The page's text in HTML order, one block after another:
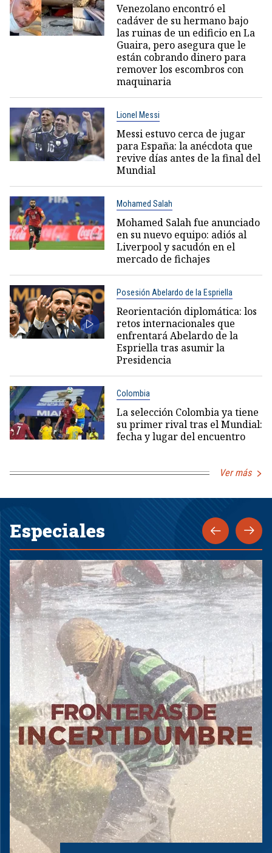
Venezolano encontró el
cadáver de su hermano bajo
las ruinas de un edificio en La
Guaira, pero asegura que le
están cobrando dinero para
remover los escombros con
maquinaria
Lionel Messi
Messi estuvo cerca de jugar
para España: la anécdota que
revive días antes de la final del
Mundial
Mohamed Salah
Mohamed Salah fue anunciado
en su nuevo equipo: adiós al
Liverpool y sacudón en el
mercado de fichajes
Posesión Abelardo de la Espriella
Reorientación diplomática: los
retos internacionales que
enfrentará Abelardo de la
Espriella tras asumir la
Presidencia
Colombia
La selección Colombia ya tiene
su primer rival tras el Mundial:
fecha y lugar del encuentro
Ver más
Especiales